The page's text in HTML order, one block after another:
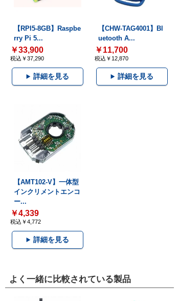
【RPI5-8GB】Raspbe
rry Pi 5...
￥33,900
税込￥37,290
詳細を見る
【CHW-TAG4001】Bl
uetooth A...
￥11,700
税込￥12,870
詳細を見る
【AMT102-V】一体型
インクリメントエンコ
ー...
￥4,339
税込￥4,772
詳細を見る
よく一緒に比較されている製品